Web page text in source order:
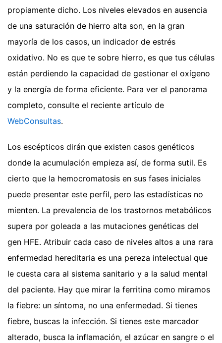
propiamente dicho. Los niveles elevados en ausencia
de una saturación de hierro alta son, en la gran
mayoría de los casos, un indicador de estrés
oxidativo. No es que te sobre hierro, es que tus células
están perdiendo la capacidad de gestionar el oxígeno
y la energía de forma eficiente. Para ver el panorama
completo, consulte el reciente artículo de
WebConsultas.
Los escépticos dirán que existen casos genéticos
donde la acumulación empieza así, de forma sutil. Es
cierto que la hemocromatosis en sus fases iniciales
puede presentar este perfil, pero las estadísticas no
mienten. La prevalencia de los trastornos metabólicos
supera por goleada a las mutaciones genéticas del
gen HFE. Atribuir cada caso de niveles altos a una rara
enfermedad hereditaria es una pereza intelectual que
le cuesta cara al sistema sanitario y a la salud mental
del paciente. Hay que mirar la ferritina como miramos
la fiebre: un síntoma, no una enfermedad. Si tienes
fiebre, buscas la infección. Si tienes este marcador
alterado, busca la inflamación, el azúcar en sangre o el